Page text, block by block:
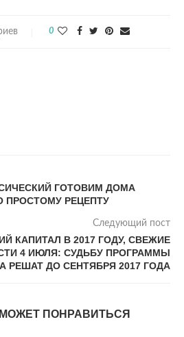
0
ГОТОВИМ ДОМА
ПРОСТОМУ РЕЦЕПТУ
Следующий пост
КАПИТАЛ В 2017 ГОДУ, СВЕЖИЕ
4 ИЮЛЯ: СУДЬБУ ПРОГРАММЫ
РЕШАТ ДО СЕНТЯБРЯ 2017 ГОДА
ПОНРАВИТЬСЯ